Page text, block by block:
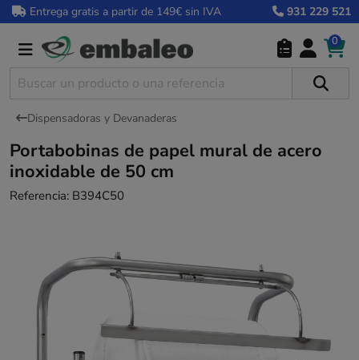
Entrega gratis a partir de 149€ sin IVA 931 229 521
0
Dispensadoras y Devanaderas
Portabobinas de papel mural de acero
inoxidable de 50 cm
Referencia: B394C50